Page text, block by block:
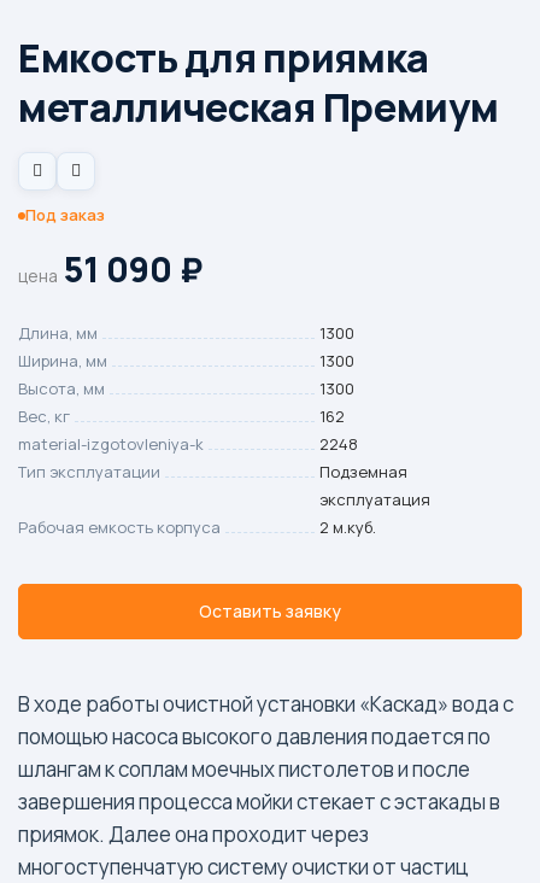
Емкость для приямка
металлическая Премиум
Под заказ
цена 51 090 ₽
Длина, мм
1300
Ширина, мм
1300
Высота, мм
1300
Вес, кг
162
material-izgotovleniya-k
2248
Тип эксплуатации
Подземная
эксплуатация
Рабочая емкость корпуса
2 м.куб.
Оставить заявку
В ходе работы очистной установки «Каскад» вода с
помощью насоса высокого давления подается по
шлангам к соплам моечных пистолетов и после
завершения процесса мойки стекает с эстакады в
приямок. Далее она проходит через
многоступенчатую систему очистки от частиц